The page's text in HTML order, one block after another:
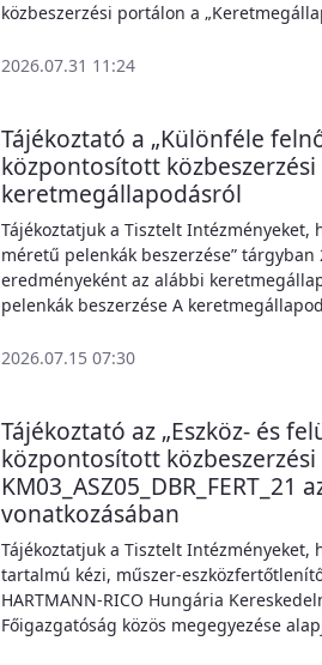
közbeszerzési portálon a
2026.07.31 11:24
Tájékoztató a „Különféle
központosított
keretmegállapodásról
Tájékoztatjuk a Tisztelt Intézményeket,
méretű pelenkák beszerzése”
eredményeként az alábbi
pelenkák beszerzése A
2026.07.15 07:30
Tájékoztató az „Eszköz- és
központosított
vonatkozásában
Tájékoztatjuk a Tisztelt Intézményeket,
tartalmú kézi, műszer-
HARTMANN-RICO Hungária
Főigazgatóság közös megegyezése